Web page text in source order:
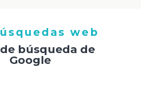
web
búsqueda de
Google